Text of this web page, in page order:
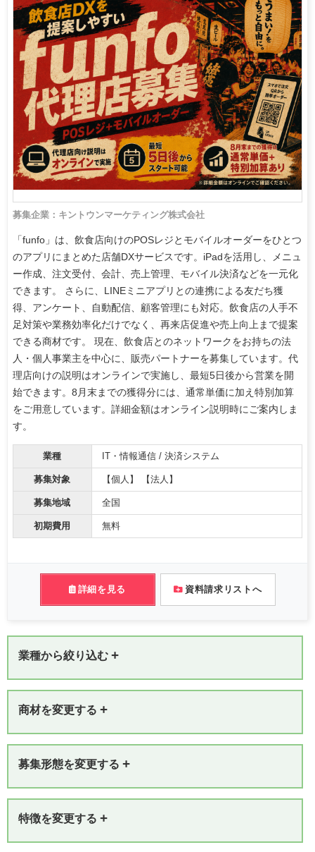
募集企業：キントウンマーケティング株式会社
「funfo」は、飲食店向けのPOSレジとモバイルオーダーをひとつ
のアプリにまとめた店舗DXサービスです。iPadを活用し、メニュ
ー作成、注文受付、会計、売上管理、モバイル決済などを一元化
できます。 さらに、LINEミニアプリとの連携による友だち獲
得、アンケート、自動配信、顧客管理にも対応。飲食店の人手不
足対策や業務効率化だけでなく、再来店促進や売上向上まで提案
できる商材です。 現在、飲食店とのネットワークをお持ちの法
人・個人事業主を中心に、販売パートナーを募集しています。代
理店向けの説明はオンラインで実施し、最短5日後から営業を開
始できます。8月末までの獲得分には、通常単価に加え特別加算
をご用意しています。詳細金額はオンライン説明時にご案内しま
す。
業種 IT・情報通信 / 決済システム
募集対象 【個人】 【法人】
募集地域 全国
初期費用 無料
詳細を見る 資料請求リストへ
業種から絞り込む +
商材を変更する +
募集形態を変更する +
特徴を変更する +